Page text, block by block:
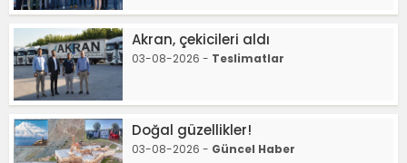
Akran, çekicileri aldı
03-08-2026 - Teslimatlar
Doğal güzellikler!
03-08-2026 - Güncel Haber